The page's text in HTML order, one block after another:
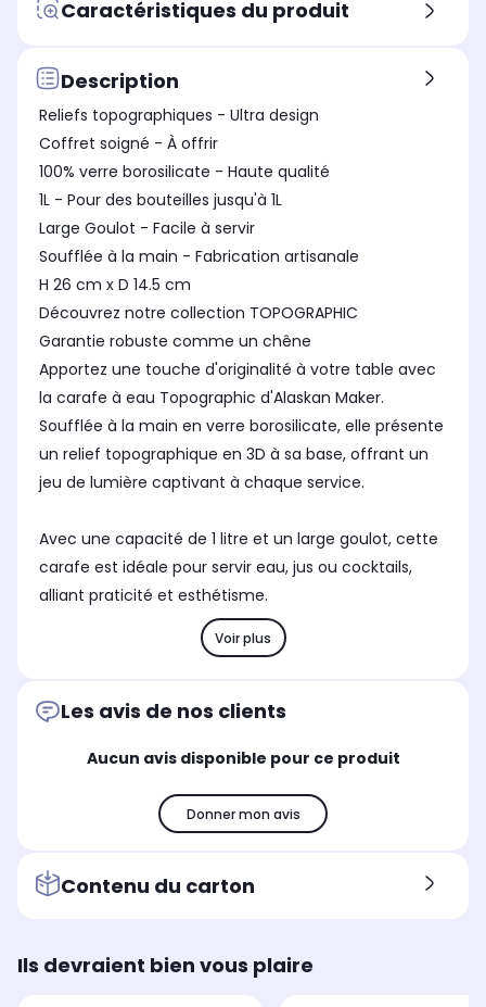
Couleur
Type de produit
Carafe
Couleur
Caractéristiques du produit
Description
Reliefs topographiques - Ultra design
Coffret soigné - À offrir
100% verre borosilicate - Haute qualité
1L - Pour des bouteilles jusqu'à 1L
Large Goulot - Facile à servir
Soufflée à la main - Fabrication artisanale
H 26 cm x D 14.5 cm
Découvrez notre collection TOPOGRAPHIC
Garantie robuste comme un chêne
Apportez une touche d'originalité à votre table avec
la carafe à eau Topographic d'Alaskan Maker.
Soufflée à la main en verre borosilicate, elle présente
un relief topographique en 3D à sa base, offrant un
jeu de lumière captivant à chaque service.
Avec une capacité de 1 litre et un large goulot, cette
carafe est idéale pour servir eau, jus ou cocktails,
alliant praticité et esthétisme.
Voir plus
Les avis de nos clients
Aucun avis disponible pour ce produit
Donner mon avis
Contenu du carton
Ils devraient bien vous plaire